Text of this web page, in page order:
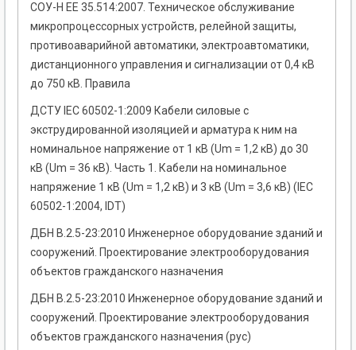
СОУ-Н ЕЕ 35.514:2007. Техническое обслуживание
микропроцессорных устройств, релейной защиты,
противоаварийной автоматики, электроавтоматики,
дистанционного управления и сигнализации от 0,4 кВ
до 750 кВ. Правила
ДСТУ IЕС 60502-1:2009 Кабели силовые с
экструдированной изоляцией и арматура к ним на
номинальное напряжение от 1 кВ (Um = 1,2 кВ) до 30
кВ (Um = 36 кВ). Часть 1. Кабели на номинальное
напряжение 1 кВ (Um = 1,2 кВ) и 3 кВ (Um = 3,6 кВ) (ІEC
60502-1:2004, ІDT)
ДБН В.2.5-23:2010 Инженерное оборудование зданий и
сооружений. Проектирование электрооборудования
объектов гражданского назначения
ДБН В.2.5-23:2010 Инженерное оборудование зданий и
сооружений. Проектирование электрооборудования
объектов гражданского назначения (рус)